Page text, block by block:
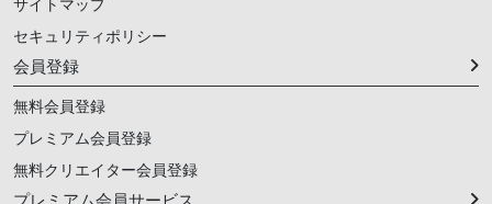
サイトマップ
セキュリティポリシー
会員登録
無料会員登録
プレミアム会員登録
無料クリエイター会員登録
プレミアム会員サービス